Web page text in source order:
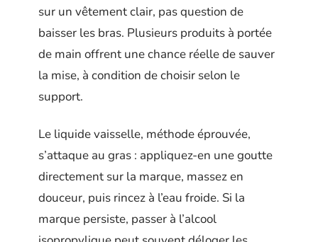
sur un vêtement clair, pas question de
baisser les bras. Plusieurs produits à portée
de main offrent une chance réelle de sauver
la mise, à condition de choisir selon le
support.
Le liquide vaisselle, méthode éprouvée,
s’attaque au gras : appliquez-en une goutte
directement sur la marque, massez en
douceur, puis rincez à l’eau froide. Si la
marque persiste, passer à l’alcool